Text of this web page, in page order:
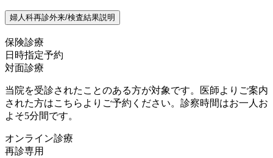
婦人科再診外来/検査結果説明
保険診療
日時指定予約
対面診療
当院を受診されたことのある方が対象です。医師よりご案内
された方はこちらよりご予約ください。診察時間はお一人お
よそ5分間です。
オンライン診療
再診専用